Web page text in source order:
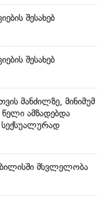
შესახებ
შესახებ
მანძილზე, მინიმუმ
ამზადებდა
სექსუალურად
მსვლელობა